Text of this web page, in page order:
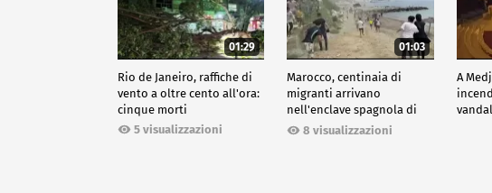
01:29
Rio de Janeiro, raffiche di
vento a oltre cento all'ora:
cinque morti
5 visualizzazioni
01:03
Marocco, centinaia di
migranti arrivano
nell'enclave spagnola di
Ceuta8 visualizzazioni
A